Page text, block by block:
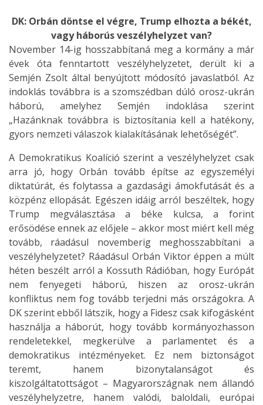
DK: Orbán döntse el végre, Trump elhozta a békét,
vagy háborús veszélyhelyzet van?
November 14-ig hosszabbítaná meg a kormány a már
évek óta fenntartott veszélyhelyzetet, derült ki a
Semjén Zsolt által benyújtott módosító javaslatból. Az
indoklás továbbra is a szomszédban dúló orosz-ukrán
háború, amelyhez Semjén indoklása szerint
„Hazánknak továbbra is biztosítania kell a hatékony,
gyors nemzeti válaszok kialakításának lehetőségét”.
A Demokratikus Koalíció szerint a veszélyhelyzet csak
arra jó, hogy Orbán tovább építse az egyszemélyi
diktatúrát, és folytassa a gazdasági ámokfutását és a
közpénz ellopását. Egészen idáig arról beszéltek, hogy
Trump megválasztása a béke kulcsa, a forint
erősödése ennek az előjele – akkor most miért kell még
tovább, ráadásul novemberig meghosszabbítani a
veszélyhelyzetet? Ráadásul Orbán Viktor éppen a múlt
héten beszélt arról a Kossuth Rádióban, hogy Európát
nem fenyegeti háború, hiszen az orosz-ukrán
konfliktus nem fog tovább terjedni más országokra. A
DK szerint ebből látszik, hogy a Fidesz csak kifogásként
használja a háborút, hogy tovább kormányozhasson
rendeletekkel, megkerülve a parlamentet és a
demokratikus intézményeket. Ez nem biztonságot
teremt, hanem bizonytalanságot és
kiszolgáltatottságot – Magyarországnak nem állandó
veszélyhelyzetre, hanem valódi, baloldali, európai